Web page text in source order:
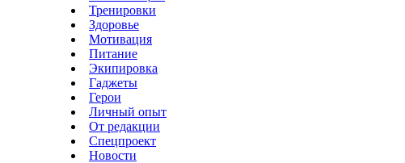
Тренировки
Здоровье
Мотивация
Питание
Экипировка
Гаджеты
Герои
Личный опыт
От редакции
Спецпроект
Новости